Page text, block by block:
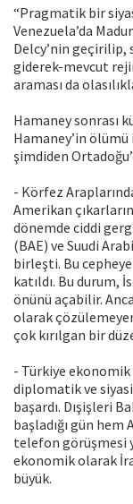
“Pragmatik bir
Venezuela’da
Delcy’nin
giderek-mevcut
araması da
Hamaney sonrası
Hamaney’in ölümü
şimdiden
- Körfez
Amerikan
dönemde ciddi
(BAE) ve Suudi
birleşti. Bu
katıldı. Bu durum,
önünü açabilir.
olarak
çok kırılgan bir
- Türkiye
diplomatik ve siyasi
başardı. Dışişleri
başladığı gün hem
telefon görüşmesi
ekonomik olarak
büyük.